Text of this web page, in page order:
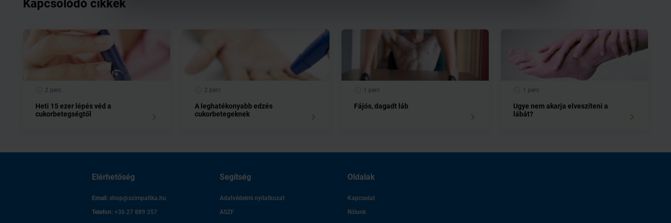
Kapcsolódó cikkek
2 perc
Heti 15 ezer lépés véd a
cukorbetegségtől
2 perc
A leghatékonyabb edzés
cukorbetegeknek
1 perc
Fájós, dagadt láb
1 perc
Ugye nem akarja elveszíteni a
lábát?
Elérhetőség
Email: shop@szimpatika.hu
Telefon: +36 27 889 357
Segítség
Adatvédelmi nyilatkozat
ASZF
Oldalak
Kapcsolat
Rólunk